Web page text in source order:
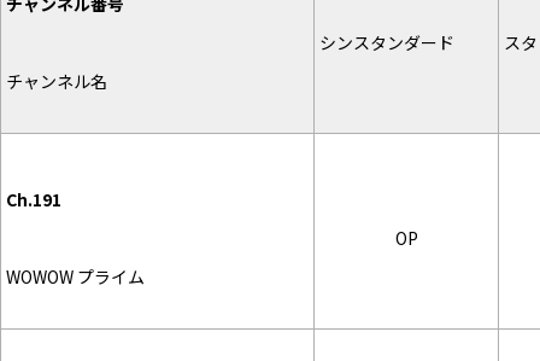
チャンネル名
シンスタンダード ス
Ch.191
WOWOW プライム
OP